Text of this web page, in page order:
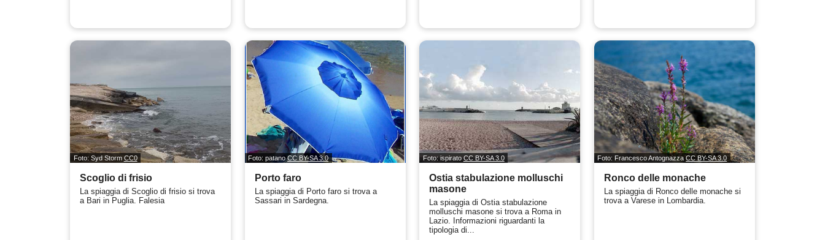
Foto: Syd Storm CC0
Scoglio di frisio
La spiaggia di Scoglio di frisio si trova
a Bari in Puglia. Falesia
Foto: patanoCC BY-SA 3.0
Porto faro
La spiaggia di Porto faro si trova a
Sassari in Sardegna.
Foto: ispirato CC BY-SA 3.0
Ostia stabulazione molluschi
masone
La spiaggia di Ostia stabulazione
molluschi masone si trova a Roma in
Lazio. Informazioni riguardanti la
tipologia di...
Foto: Francesco AntognazzaCC BY-SA 3.0
Ronco delle monache
La spiaggia di Ronco delle monache si
trova a Varese in Lombardia.